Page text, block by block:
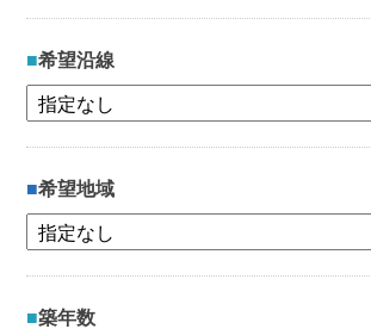
希望沿線
希望地域
築年数